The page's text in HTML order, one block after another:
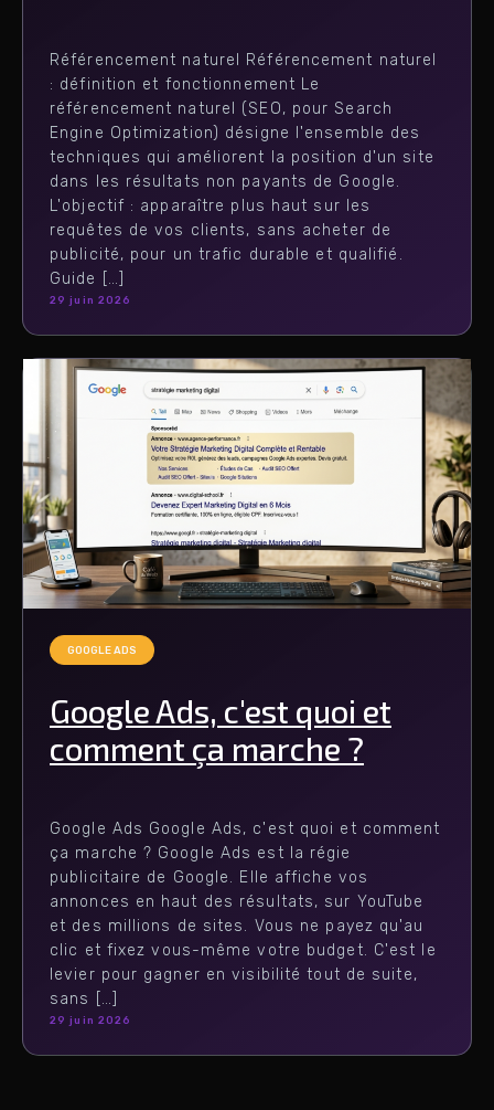
Référencement naturel Référencement naturel
: définition et fonctionnement Le
référencement naturel (SEO, pour Search
Engine Optimization) désigne l'ensemble des
techniques qui améliorent la position d'un site
dans les résultats non payants de Google.
L'objectif : apparaître plus haut sur les
requêtes de vos clients, sans acheter de
publicité, pour un trafic durable et qualifié.
Guide […]
29 juin 2026
GOOGLE ADS
Google Ads, c'est quoi et
comment ça marche ?
Google Ads Google Ads, c'est quoi et comment
ça marche ? Google Ads est la régie
publicitaire de Google. Elle affiche vos
annonces en haut des résultats, sur YouTube
et des millions de sites. Vous ne payez qu'au
clic et fixez vous-même votre budget. C'est le
levier pour gagner en visibilité tout de suite,
sans […]
29 juin 2026